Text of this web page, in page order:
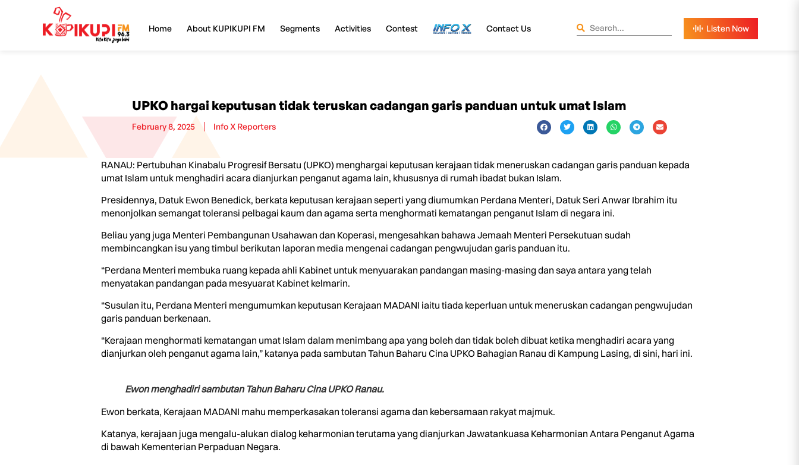
Home About KUPIKUPI FM Segments Activities Contest InfoX Contact Us
UPKO hargai keputusan tidak teruskan cadangan garis panduan untuk umat Islam
February 8, 2025 Info X Reporters
RANAU: Pertubuhan Kinabalu Progresif Bersatu (UPKO) menghargai keputusan kerajaan tidak meneruskan cadangan garis panduan kepada
umat Islam untuk menghadiri acara dianjurkan penganut agama lain, khususnya di rumah ibadat bukan Islam.
Presidennya, Datuk Ewon Benedick, berkata keputusan kerajaan seperti yang diumumkan Perdana Menteri, Datuk Seri Anwar Ibrahim itu
menonjolkan semangat toleransi pelbagai kaum dan agama serta menghormati kematangan penganut Islam di negara ini.
Beliau yang juga Menteri Pembangunan Usahawan dan Koperasi, mengesahkan bahawa Jemaah Menteri Persekutuan sudah
membincangkan isu yang timbul berikutan laporan media mengenai cadangan pengwujudan garis panduan itu.
“Perdana Menteri membuka ruang kepada ahli Kabinet untuk menyuarakan pandangan masing-masing dan saya antara yang telah
menyatakan pandangan pada mesyuarat Kabinet kelmarin.
“Susulan itu, Perdana Menteri mengumumkan keputusan Kerajaan MADANI iaitu tiada keperluan untuk meneruskan cadangan pengwujudan
garis panduan berkenaan.
“Kerajaan menghormati kematangan umat Islam dalam menimbang apa yang boleh dan tidak boleh dibuat ketika menghadiri acara yang
dianjurkan oleh penganut agama lain,” katanya pada sambutan Tahun Baharu Cina UPKO Bahagian Ranau di Kampung Lasing, di sini, hari ini.
Ewon menghadiri sambutan Tahun Baharu Cina UPKO Ranau.
Ewon berkata, Kerajaan MADANI mahu memperkasakan toleransi agama dan kebersamaan rakyat majmuk.
Katanya, kerajaan juga mengalu-alukan dialog keharmonian terutama yang dianjurkan Jawatankuasa Keharmonian Antara Penganut Agama
di bawah Kementerian Perpaduan Negara.